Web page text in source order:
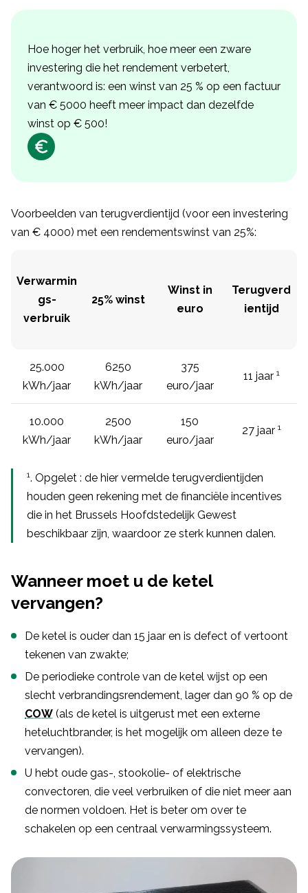
Hoe hoger het verbruik, hoe meer een zware
investering die het rendement verbetert,
verantwoord is: een winst van 25 % op een factuur
van € 5000 heeft meer impact dan dezelfde
winst op € 500!
Voorbeelden van terugverdientijd (voor een investering
van € 4000) met een rendementswinst van 25%:
Verwarmin
gs-
verbruik
25% winst
Winst in
euro
Terugverd
ientijd
25.000
kWh/jaar
6250
kWh/jaar
375
euro/jaar
11 jaar 1
10.000
kWh/jaar
2500
kWh/jaar
150
euro/jaar
27 jaar 1
1. Opgelet : de hier vermelde terugverdientijden
houden geen rekening met de financiële incentives
die in het Brussels Hoofdstedelijk Gewest
beschikbaar zijn, waardoor ze sterk kunnen dalen.
Wanneer moet u de ketel
vervangen?
De ketel is ouder dan 15 jaar en is defect of vertoont
tekenen van zwakte;
De periodieke controle van de ketel wijst op een
slecht verbrandingsrendement, lager dan 90 % op de
COW (als de ketel is uitgerust met een externe
heteluchtbrander, is het mogelijk om alleen deze te
vervangen).
U hebt oude gas-, stookolie- of elektrische
convectoren, die veel verbruiken of die niet meer aan
de normen voldoen. Het is beter om over te
schakelen op een centraal verwarmingssysteem.